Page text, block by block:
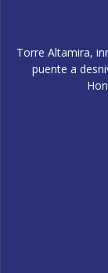
Torre Altamira,
puente a